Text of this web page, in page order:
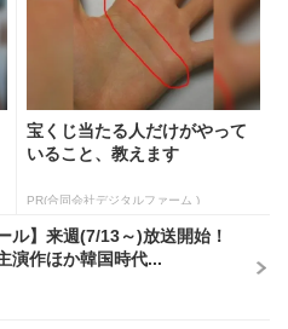
宝くじ当たる人だけがやって
いること、教えます
PR(合同会社デジタルファーム )
ル】来週(7/13～)放送開始！
演作ほか韓国時代...